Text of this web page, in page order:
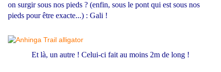
on surgir sous nos pieds ? (enfin, sous le pont qui est sous nos
pieds pour être exacte...) : Gali !
Et là, un autre ! Celui-ci fait au moins 2m de long !